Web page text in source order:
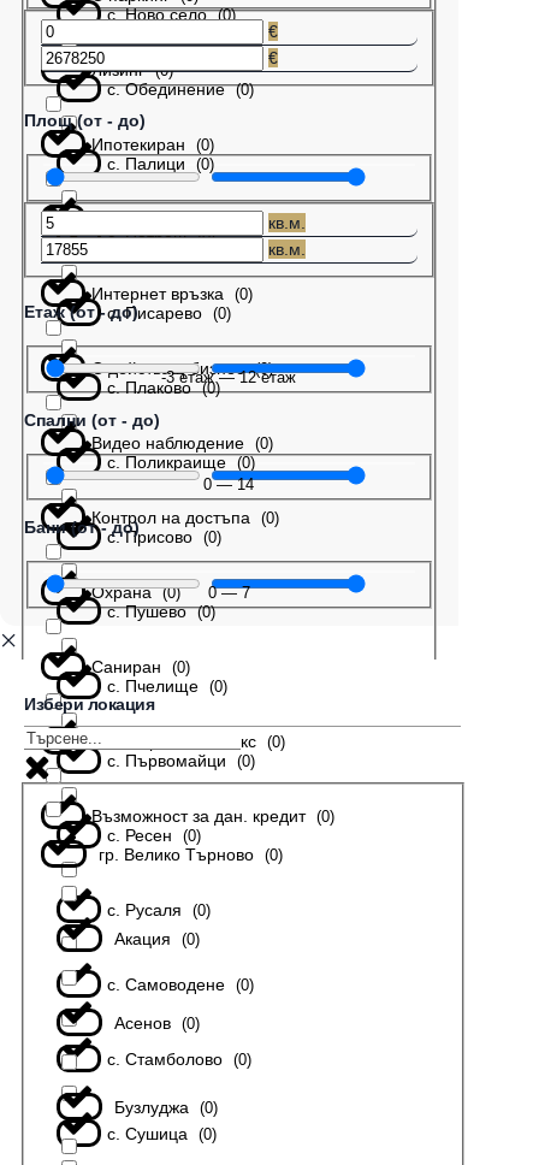
с. Ново село (0)
с. Обединение (0)
с. Палици (0)
с. Патреш (0)
с. Писарево (0)
с. Плаково (0)
с. Поликраище (0)
с. Присово (0)
с. Пушево (0)
с. Пчелище (0)
с. Първомайци (0)
с. Ресен (0)
с. Русаля (0)
с. Самоводене (0)
с. Стамболово (0)
с. Сушица (0)
Лизинг (0)
Ипотекиран (0)
Интернет връзка (0)
С действащ бизнес (0)
Видео наблюдение (0)
Контрол на достъпа (0)
Охрана (0)
Саниран (0)
В затворен комплекс (0)
Възможност за дан. кредит (0)
€
€
Площ (от - до)
кв.м.
кв.м.
Етаж (от - до)
-3етаж—12етаж
Спални (от - до)
0—14
Бани (от - до)
0—7
Избери локация
гр. Велико Търново (0)
Акация (0)
Асенов (0)
Бузлуджа (0)